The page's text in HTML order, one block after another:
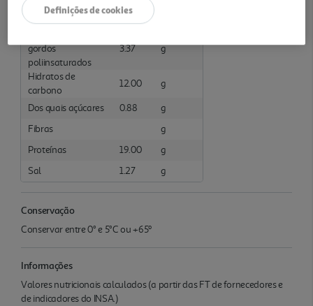
gordos
monoinsaturados
1.52
gordos
poliinsaturados
3.37 g
Hidratos de
carbono
12.00 g
Dos quais açúcares 0.88
g
Fibras
g
Proteínas
19.00
g
Sal
1.27 g
Conservação
Conservar entre 0° e 5°C ou +65º
Informações
Valores nutricionais calculados (a partir das FT de fornecedores e
de indicadores do INSA.)
Definições de cookies